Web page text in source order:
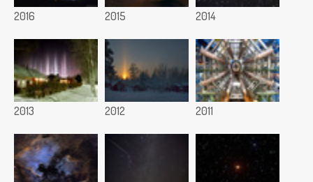
2016 2015 2014
2013 2012 2011